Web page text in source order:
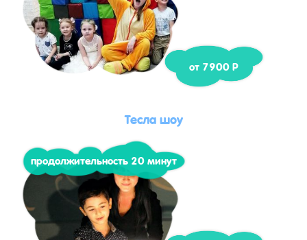
от 7900 Р
Тесла шоу
продолжительность 20 минут